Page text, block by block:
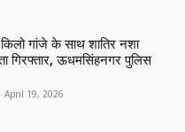
गांजे के साथ शातिर नशा
गिरफ्तार, ऊधमसिंहनगर पुलिस
April 19, 2026